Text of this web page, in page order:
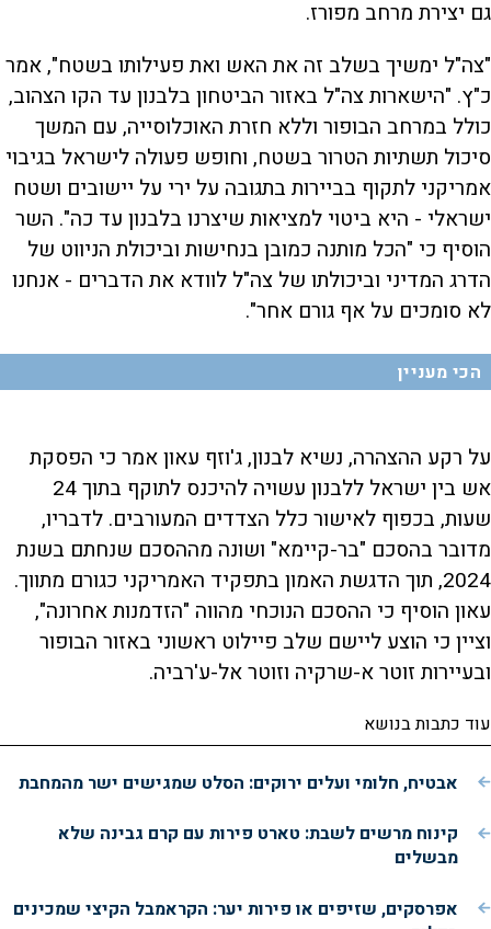
גם יצירת מרחב מפורז.
"צה"ל ימשיך בשלב זה את האש ואת פעילותו בשטח", אמר
כ"ץ. "הישארות צה"ל באזור הביטחון בלבנון עד הקו הצהוב,
כולל במרחב הבופור וללא חזרת האוכלוסייה, עם המשך
סיכול תשתיות הטרור בשטח, וחופש פעולה לישראל בגיבוי
אמריקני לתקוף בביירות בתגובה על ירי על יישובים ושטח
ישראלי - היא ביטוי למציאות שיצרנו בלבנון עד כה". השר
הוסיף כי "הכל מותנה כמובן בנחישות וביכולת הניווט של
הדרג המדיני וביכולתו של צה"ל לוודא את הדברים - אנחנו
לא סומכים על אף גורם אחר".
הכי מעניין
על רקע ההצהרה, נשיא לבנון, ג'וזף עאון אמר כי הפסקת
אש בין ישראל ללבנון עשויה להיכנס לתוקף בתוך 24
שעות, בכפוף לאישור כלל הצדדים המעורבים. לדבריו,
מדובר בהסכם "בר-קיימא" ושונה מההסכם שנחתם בשנת
2024, תוך הדגשת האמון בתפקיד האמריקני כגורם מתווך.
עאון הוסיף כי ההסכם הנוכחי מהווה "הזדמנות אחרונה",
וציין כי הוצע ליישם שלב פיילוט ראשוני באזור הבופור
ובעיירות זוטר א-שרקיה וזוטר אל-ע'רביה.
עוד כתבות בנושא
אבטיח, חלומי ועלים ירוקים: הסלט שמגישים ישר מהמחבת
קינוח מרשים לשבת: טארט פירות עם קרם גבינה שלא
מבשלים
אפרסקים, שזיפים או פירות יער: הקראמבל הקיצי שמכינים